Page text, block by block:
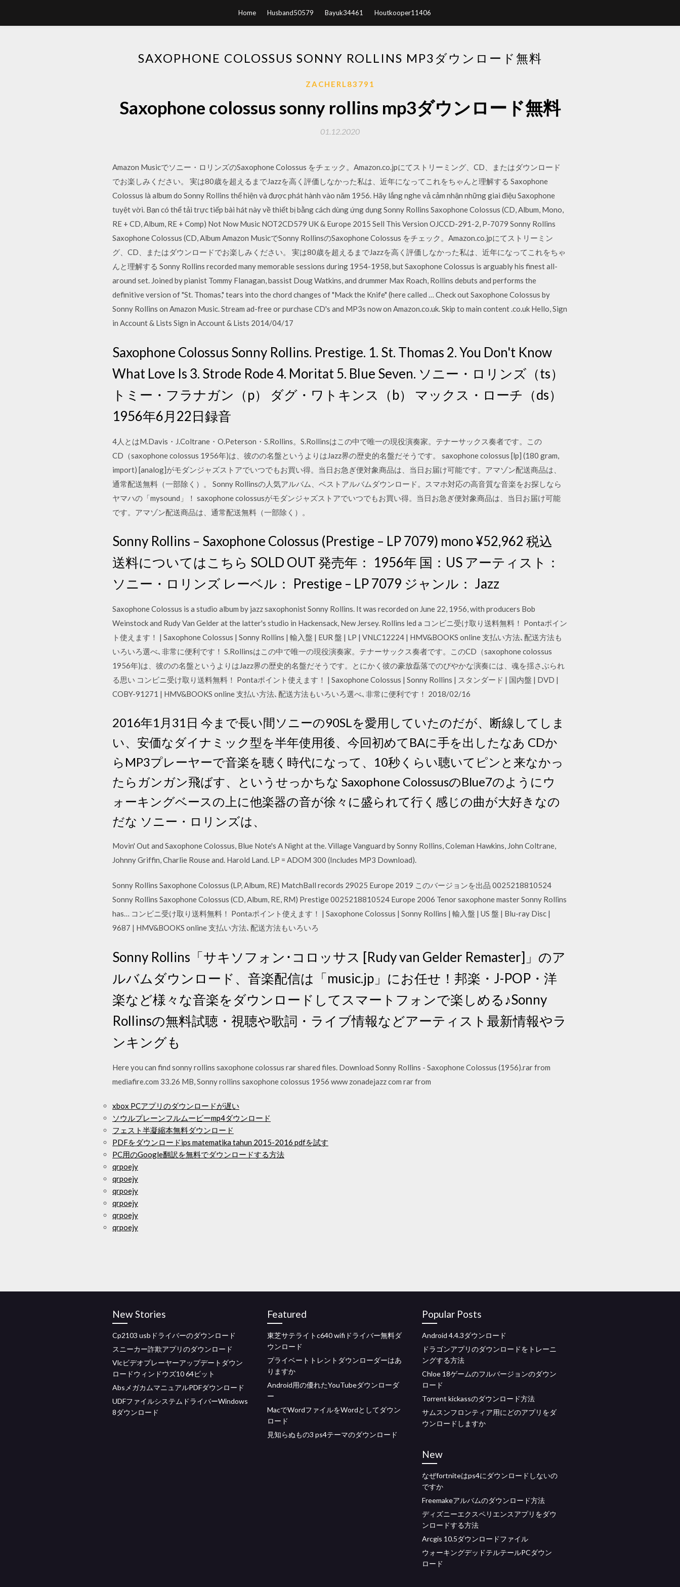
Home Husband50579 Bayuk34461 Houtkooper11406
SAXOPHONE COLOSSUS SONNY ROLLINS MP3ダウンロード無料
ZACHERL83791
Saxophone colossus sonny rollins mp3ダウンロード無料
01.12.2020
Amazon Musicでソニー・ロリンズのSaxophone Colossus をチェック。Amazon.co.jpにてストリーミング、CD、またはダウンロード
でお楽しみください。 実は80歳を超えるまでJazzを高く評価しなかった私は、近年になってこれをちゃんと理解する Saxophone
Colossus là album do Sonny Rollins thể hiện và được phát hành vào năm 1956. Hãy lắng nghe vả cảm nhận những giai điệu Saxophone
tuyệt vời. Bạn có thể tải trực tiếp bài hát này về thiết bị bằng cách dùng ứng dụng Sonny Rollins Saxophone Colossus (CD, Album, Mono,
RE + CD, Album, RE + Comp) Not Now Music NOT2CD579 UK & Europe 2015 Sell This Version OJCCD-291-2, P-7079 Sonny Rollins
Saxophone Colossus (CD, Album Amazon MusicでSonny RollinsのSaxophone Colossus をチェック。Amazon.co.jpにてストリーミン
グ、CD、またはダウンロードでお楽しみください。 実は80歳を超えるまでJazzを高く評価しなかった私は、近年になってこれをちゃ
んと理解する Sonny Rollins recorded many memorable sessions during 1954-1958, but Saxophone Colossus is arguably his finest all-
around set. Joined by pianist Tommy Flanagan, bassist Doug Watkins, and drummer Max Roach, Rollins debuts and performs the
definitive version of "St. Thomas," tears into the chord changes of "Mack the Knife" (here called … Check out Saxophone Colossus by
Sonny Rollins on Amazon Music. Stream ad-free or purchase CD's and MP3s now on Amazon.co.uk. Skip to main content .co.uk Hello, Sign
in Account & Lists Sign in Account & Lists 2014/04/17
Saxophone Colossus Sonny Rollins. Prestige. 1. St. Thomas 2. You Don't Know
What Love Is 3. Strode Rode 4. Moritat 5. Blue Seven. ソニー・ロリンズ（ts）
トミー・フラナガン（p） ダグ・ワトキンス（b） マックス・ローチ（ds）
1956年6月22日録音
4人とはM.Davis・J.Coltrane・O.Peterson・S.Rollins。S.Rollinsはこの中で唯一の現役演奏家。テナーサックス奏者です。この
CD（saxophone colossus 1956年)は、彼のの名盤というよりはJazz界の歴史的名盤だそうです。 saxophone colossus [lp] (180 gram,
import) [analog]がモダンジャズストアでいつでもお買い得。当日お急ぎ便対象商品は、当日お届け可能です。アマゾン配送商品は、
通常配送無料（一部除く）。 Sonny Rollinsの人気アルバム、ベストアルバムダウンロード。スマホ対応の高音質な音楽をお探しなら
ヤマハの「mysound」！ saxophone colossusがモダンジャズストアでいつでもお買い得。当日お急ぎ便対象商品は、当日お届け可能
です。アマゾン配送商品は、通常配送無料（一部除く）。
Sonny Rollins – Saxophone Colossus (Prestige – LP 7079) mono ¥52,962 税込
送料についてはこちら SOLD OUT 発売年： 1956年 国：US アーティスト：
ソニー・ロリンズ レーベル： Prestige – LP 7079 ジャンル： Jazz
Saxophone Colossus is a studio album by jazz saxophonist Sonny Rollins. It was recorded on June 22, 1956, with producers Bob
Weinstock and Rudy Van Gelder at the latter's studio in Hackensack, New Jersey. Rollins led a コンビニ受け取り送料無料！ Pontaポイン
ト使えます！ | Saxophone Colossus | Sonny Rollins | 輸入盤 | EUR 盤 | LP | VNLC12224 | HMV&BOOKS online 支払い方法､配送方法も
いろいろ選べ､非常に便利です！ S.Rollinsはこの中で唯一の現役演奏家。テナーサックス奏者です。このCD（saxophone colossus
1956年)は、彼のの名盤というよりはJazz界の歴史的名盤だそうです。とにかく彼の豪放磊落でのびやかな演奏には、魂を揺さぶられ
る思い コンビニ受け取り送料無料！ Pontaポイント使えます！ | Saxophone Colossus | Sonny Rollins | スタンダード | 国内盤 | DVD |
COBY-91271 | HMV&BOOKS online 支払い方法､配送方法もいろいろ選べ､非常に便利です！ 2018/02/16
2016年1月31日 今まで長い間ソニーの90SLを愛用していたのだが、断線してしま
い、安価なダイナミック型を半年使用後、今回初めてBAに手を出したなあ CDか
らMP3プレーヤーで音楽を聴く時代になって、10秒くらい聴いてピンと来なかっ
たらガンガン飛ばす、というせっかちな Saxophone ColossusのBlue7のようにウ
ォーキングベースの上に他楽器の音が徐々に盛られて行く感じの曲が大好きなの
だな ソニー・ロリンズは、
Movin' Out and Saxophone Colossus, Blue Note's A Night at the. Village Vanguard by Sonny Rollins, Coleman Hawkins, John Coltrane,
Johnny Griffin, Charlie Rouse and. Harold Land. LP = ADOM 300 (Includes MP3 Download).
Sonny Rollins Saxophone Colossus (LP, Album, RE) MatchBall records 29025 Europe 2019 このバージョンを出品 0025218810524
Sonny Rollins Saxophone Colossus (CD, Album, RE, RM) Prestige 0025218810524 Europe 2006 Tenor saxophone master Sonny Rollins
has… コンビニ受け取り送料無料！ Pontaポイント使えます！ | Saxophone Colossus | Sonny Rollins | 輸入盤 | US 盤 | Blu-ray Disc |
9687 | HMV&BOOKS online 支払い方法､配送方法もいろいろ
Sonny Rollins「サキソフォン･コロッサス [Rudy van Gelder Remaster]」のア
ルバムダウンロード、音楽配信は「music.jp」にお任せ！邦楽・J-POP・洋
楽など様々な音楽をダウンロードしてスマートフォンで楽しめる♪Sonny
Rollinsの無料試聴・視聴や歌詞・ライブ情報などアーティスト最新情報やラ
ンキングも
Here you can find sonny rollins saxophone colossus rar shared files. Download Sonny Rollins - Saxophone Colossus (1956).rar from
mediafire.com 33.26 MB, Sonny rollins saxophone colossus 1956 www zonadejazz com rar from
xbox PCアプリのダウンロードが遅い
ソウルプレーンフルムービーmp4ダウンロード
フェスト半凝縮本無料ダウンロード
PDFをダウンロードips matematika tahun 2015-2016 pdfを試す
PC用のGoogle翻訳を無料でダウンロードする方法
qrpoejy
qrpoejy
qrpoejy
qrpoejy
qrpoejy
qrpoejy
New Stories
Cp2103 usbドライバーのダウンロード
スニーカー詐欺アプリのダウンロード
Vlcビデオプレーヤーアップデートダウン
ロードウィンドウズ10 64ビット
AbsメガカムマニュアルPDFダウンロード
UDFファイルシステムドライバーWindows
8ダウンロード
Featured
東芝サテライトc640 wifiドライバー無料ダ
ウンロード
プライベートトレントダウンローダーはあ
りますか
Android用の優れたYouTubeダウンローダ
ー
MacでWordファイルをWordとしてダウン
ロード
見知らぬもの3 ps4テーマのダウンロード
Popular Posts
Android 4.4.3ダウンロード
ドラゴンアプリのダウンロードをトレーニ
ングする方法
Chloe 18ゲームのフルバージョンのダウン
ロード
Torrent kickassのダウンロード方法
サムスンフロンティア用にどのアプリをダ
ウンロードしますか
New
なぜfortniteはps4にダウンロードしないの
ですか
Freemakeアルバムのダウンロード方法
ディズニーエクスペリエンスアプリをダウ
ンロードする方法
Arcgis 10.5ダウンロードファイル
ウォーキングデッドテルテールPCダウン
ロード